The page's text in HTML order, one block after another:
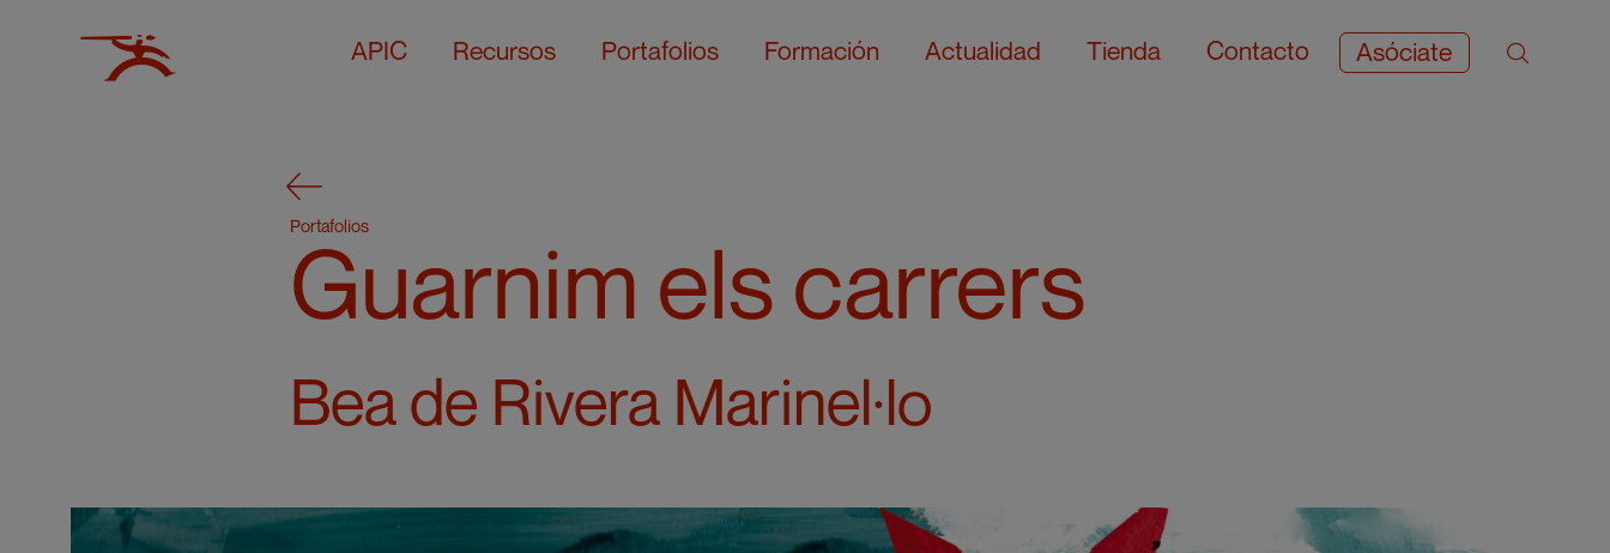
APIC Recursos Portafolios Formación Actualidad Tienda Contacto Asóciate
Portafolios
Guarnim els carrers
Bea de Rivera Marinel·lo